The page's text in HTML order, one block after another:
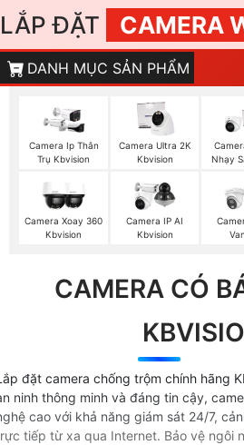
LẮP ĐẶT CAMERA
DANH MỤC SẢN PHẨM
Camera Ip Thân
Trụ Kbvision
Camera Ultra 2K
Kbvision
Nhạy
Camera Xoay 360
Kbvision
Camera IP AI
Kbvision
CAMERA CÓ
đặt camera chống trộm chính hãng
ninh thông minh và đáng tin cậy,
cao với khả năng giám sát 24/7,
tiếp từ xa qua Internet. Bảo vệ ngôi